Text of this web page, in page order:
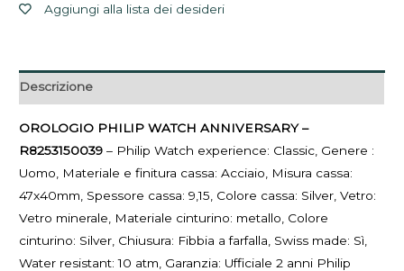
Aggiungi alla lista dei desideri
Descrizione
OROLOGIO PHILIP WATCH ANNIVERSARY –
R8253150039 – Philip Watch experience: Classic, Genere :
Uomo, Materiale e finitura cassa: Acciaio, Misura cassa:
47x40mm, Spessore cassa: 9,15, Colore cassa: Silver, Vetro:
Vetro minerale, Materiale cinturino: metallo, Colore
cinturino: Silver, Chiusura: Fibbia a farfalla, Swiss made: Sì,
Water resistant: 10 atm, Garanzia: Ufficiale 2 anni Philip